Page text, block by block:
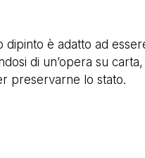
è adatto ad
di un’opera su
preservarne lo stato.